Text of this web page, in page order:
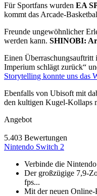
Für Sportfans wurden EA
kommt das Arcade-
Freunde ungewöhnlicher
werden kann. SHINOBI:
Einen
Imperium schlägt zurück“
Storytelling konnte uns das
Ebenfalls von Ubisoft mit
den kultigen Kugel-Kollaps
Angebot
5.403 Bewertungen
Nintendo Switch 2
Verbinde die
Der großzügige 7,9-
fps...
Mit der neuen Online-